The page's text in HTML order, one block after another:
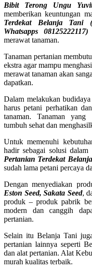
Bibit Terong Ungu
memberikan keuntungan
Terdekat Belanja Tani
Whatsapps 08125222117)
merawat tanaman.
Tanaman pertanian
ekstra agar mampu
merawat tanaman akan
dapatkan.
Dalam melakukan
harus petani perhatikan
tanaman. Tanaman yang
tumbuh sehat dan
Untuk memenuhi
hadir sebagai solusi dalam
Pertanian Terdekat
sudah lama petani percaya
Dengan menyediakan
Eston Seed, Sakata Seed,
produk – produk pabrik
modern dan canggih
pertanian.
Selain itu Belanja Tani
pertanian lainnya seperti
dan alat pertanian. Alat
murah kualitas terbaik.